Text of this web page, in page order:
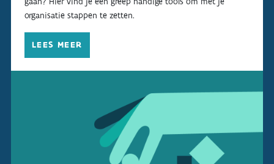
organisatie stappen te zetten.
LEES MEER